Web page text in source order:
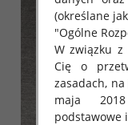
(określane
"Ogólne
W związku z
Cię o
zasadach,
maja
podstawowe